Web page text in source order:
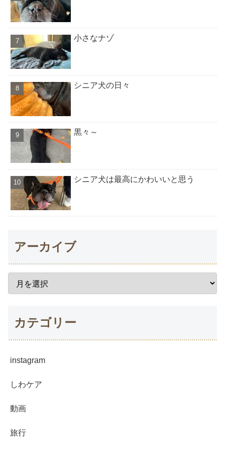
小さなナゾ
シニア犬の日々
黒々～
シニア犬は最高にかわいいと思う
アーカイブ
カテゴリー
instagram
しわケア
動画
旅行